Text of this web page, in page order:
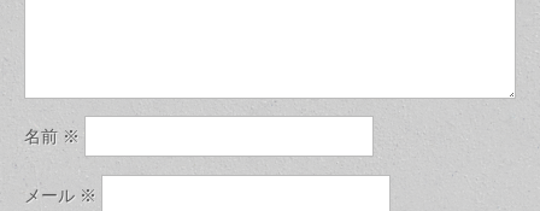
名前 ※
メール ※